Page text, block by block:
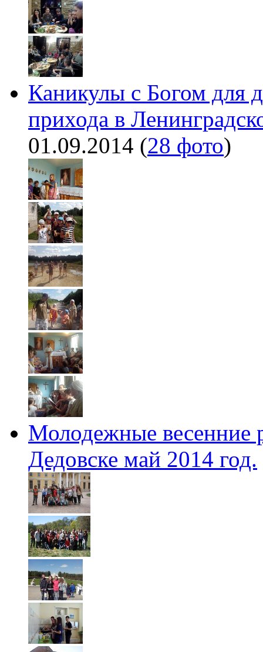
Каникулы с Богом для
прихода в
01.09.2014 (28 фото)
Молодежные весенние
Дедовске май 2014 год.